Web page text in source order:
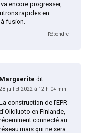
va encore progresser,
rapides en
fusion.
Répondre
Marguerite dit :
28 juillet 2022 à 12 h 04 min
La construction de l’EPR
d’Olkiluoto en Finlande,
récemment connecté au
réseau mais qui ne sera